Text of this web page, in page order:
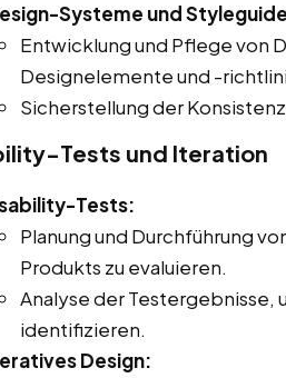
Systeme und
Entwicklung und Pflege von
Designelemente und -
Sicherstellung der
Tests und Iteration
Tests:
Planung und Durchführung
Produkts zu evaluieren.
Analyse der Testergebnisse,
identifizieren.
Design: